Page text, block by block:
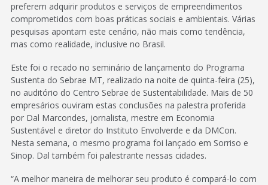
preferem adquirir produtos e serviços de empreendimentos
comprometidos com boas práticas sociais e ambientais. Várias
pesquisas apontam este cenário, não mais como tendência,
mas como realidade, inclusive no Brasil.
Este foi o recado no seminário de lançamento do Programa
Sustenta do Sebrae MT, realizado na noite de quinta-feira (25),
no auditório do Centro Sebrae de Sustentabilidade. Mais de 50
empresários ouviram estas conclusões na palestra proferida
por Dal Marcondes, jornalista, mestre em Economia
Sustentável e diretor do Instituto Envolverde e da DMCon.
Nesta semana, o mesmo programa foi lançado em Sorriso e
Sinop. Dal também foi palestrante nessas cidades.
“A melhor maneira de melhorar seu produto é compará-lo com